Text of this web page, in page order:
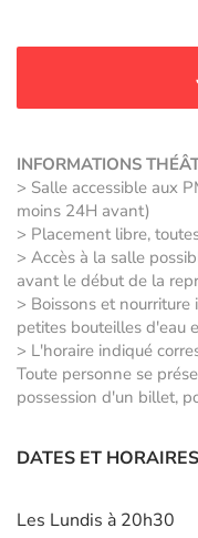
INFORMATIONS
> Salle accessible aux
moins 24H avant)
> Placement libre,
> Accès à la salle
avant le début de la
> Boissons et
petites bouteilles d'eau
> L'horaire indiqué
Toute personne se
possession d'un billet,
DATES ET
Les Lundis à 20h30